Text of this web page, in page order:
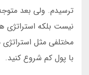
ترسیدم. ولی بعد
نیست بلکه استراتژی
مختلفی مثل استراتژی
با پول کم شروع کنید.